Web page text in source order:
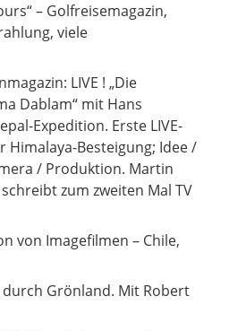
– Golfreisemagazin,
viele
LIVE ! „Die
Dablam“ mit Hans
Expedition. Erste LIVE-
Himalaya-Besteigung; Idee /
/ Produktion. Martin
zum zweiten Mal TV
von Imagefilmen – Chile,
durch Grönland. Mit Robert